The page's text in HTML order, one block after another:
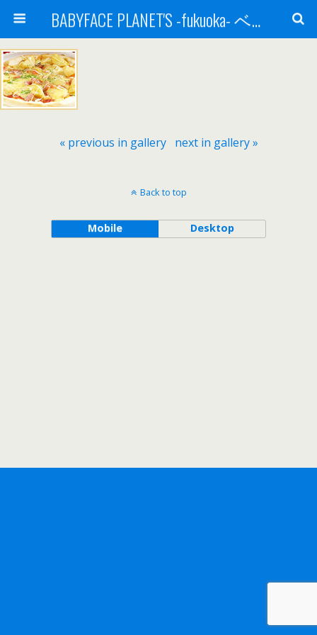
BABYFACE PLANET'S -fukuoka- ベビーフェイスプラネッツ 福岡(ベビフェ福岡)
« previous in gallery next in gallery »
Back to top
Mobile Desktop